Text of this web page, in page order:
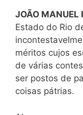
JOÃO MANUEL
Estado do Rio
méritos cujos
de várias
ser postos de
coisas pátrias.